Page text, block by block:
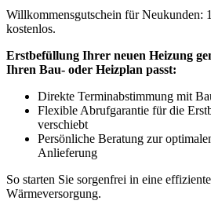
Willkommensgutschein für Neukunden:
kostenlos.
Erstbefüllung Ihrer neuen Heizung
Ihren Bau- oder Heizplan passt:
Direkte Terminabstimmung mit
Flexible Abrufgarantie für die
verschiebt
Persönliche Beratung zur
Anlieferung
So starten Sie sorgenfrei in eine
Wärmeversorgung.